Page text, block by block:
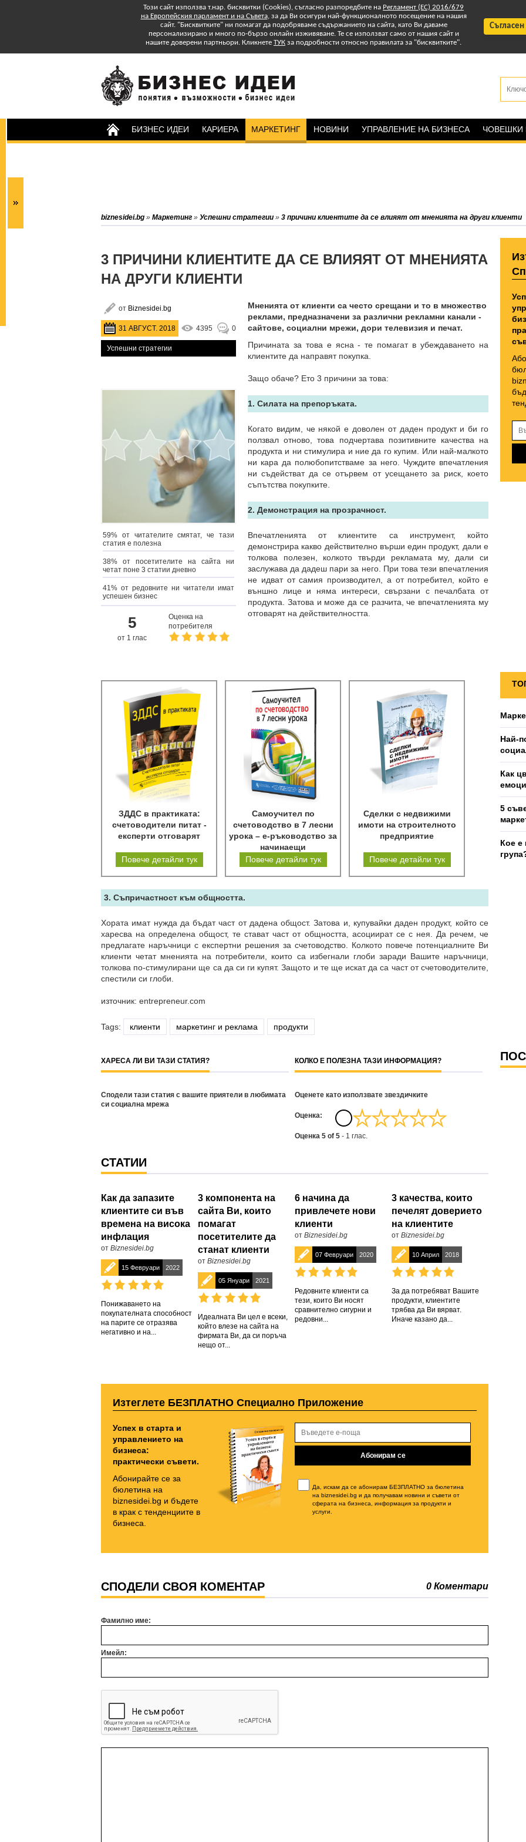
Този сайт използва т.нар. бисквитки (Cookies), съгласно разпоредбите на Регламент (ЕС) 2016/679
на Европейския парламент и на Съвета, за да Ви осигури най-функционалното посещение на нашия
сайт. "Бисквитките" ни помагат да подобряваме съдържанието на сайта, като Ви даваме
персонализирано и много по-бързо онлайн изживяване. Те се използват само от нашия сайт и
нашите доверени партньори. Кликнете ТУК за подробности относно правилата за "бисквитките".
БИЗНЕС ИДЕИ КАРИЕРА МАРКЕТИНГ НОВИНИ УПРАВЛЕНИЕ НА БИЗНЕСА ЧОВЕШКИ
biznesidei.bg » Маркетинг » Успешни стратегии » 3 причини клиентите да се влияят от мненията на други клиенти
3 ПРИЧИНИ КЛИЕНТИТЕ ДА СЕ ВЛИЯЯТ ОТ МНЕНИЯТА
НА ДРУГИ КЛИЕНТИ
от Biznesidei.bg
4395 0
31 АВГУСТ. 2018
Успешни стратегии
59% от читателите смятат, че тази
статия е полезна
38% от посетителите на сайта ни
четат поне 3 статии дневно
41% от редовните ни читатели имат
успешен бизнес
5
от 1 глас
Оценка на
потребителя
Мненията от клиенти са често срещани и то в множество
реклами, предназначени за различни рекламни канали -
сайтове, социални мрежи, дори телевизия и печат.
Причината за това е ясна - те помагат в убеждаването на
клиентите да направят покупка.
Защо обаче? Ето 3 причини за това:
1. Силата на препоръката.
Когато видим, че някой е доволен от даден продукт и би го
ползвал отново, това подчертава позитивните качества на
продукта и ни стимулира и ние да го купим. Или най-малкото
ни кара да полюбопитстваме за него. Чуждите впечатления
ни съдействат да се отървем от усещането за риск, което
съпътства покупките.
2. Демонстрация на прозрачност.
Впечатленията от клиентите са инструмент, който
демонстрира какво действително върши един продукт, дали е
толкова полезен, колкото твърди рекламата му, дали си
заслужава да дадеш пари за него. При товa тези впечатления
не идват от самия производител, а от потребител, който е
външно лице и няма интереси, свързани с печалбата от
продукта. Затова и може да се разчита, че впечатленията му
отговарят на действителността.
ЗДДС в практиката:
счетоводители питат -
експерти отговарят
Повече детайли тук
Самоучител по
счетоводство в 7 лесни
урока – е-ръководство за
начинаещи
счетоводители
Повече детайли тук
Сделки с недвижими
имоти на строителното
предприятие
Повече детайли тук
3. Съпричастност към общността.
Хората имат нужда да бъдат част от дадена общост. Затова и, купувайки даден продукт, който се
харесва на определена общост, те стават част от общността, асоциират се с нея. Да речем, че
предлагате наръчници с експертни решения за счетоводство. Колкото повече потенциалните Ви
клиенти четат мненията на потребители, които са избегнали глоби заради Вашите наръчници,
толкова по-стимулирани ще са да си ги купят. Защото и те ще искат да са част от счетоводителите,
спестили си глоби.
източник: entrepreneur.com
Tags: клиенти маркетинг и реклама продукти
ХАРЕСА ЛИ ВИ ТАЗИ СТАТИЯ?
Сподели тази статия с вашите приятели в любимата
си социална мрежа
КОЛКО Е ПОЛЕЗНА ТАЗИ ИНФОРМАЦИЯ?
Оценете като използвате звездичките
Oценка:
Оценка 5 of 5 - 1 глас.
СТАТИИ
Как да запазите
клиентите си във
времена на висока
инфлация
от Biznesidei.bg
15 Февруари 2022
Понижаването на
покупателната способност
на парите се отразява
негативно и на...
3 компонента на
сайта Ви, които
помагат
посетителите да
станат клиенти
от Biznesidei.bg
05 Януари 2021
Идеалната Ви цел е всеки,
който влезе на сайта на
фирмата Ви, да си поръча
нещо от...
6 начина да
привлечете нови
клиенти
от Biznesidei.bg
07 Февруари 2020
Редовните клиенти са
тези, които Ви носят
сравнително сигурни и
редовни...
3 качества, които
печелят доверието
на клиентите
от Biznesidei.bg
10 Април 2018
За да потребяват Вашите
продукти, клиентите
трябва да Ви вярват.
Иначе казано да...
Изтеглете БЕЗПЛАТНО Специално Приложение
Успех в старта и
управлението на
бизнеса:
практически съвети.
Абонирайте се за
бюлетина на
biznesidei.bg и бъдете
в крак с тенденциите в
бизнеса.
Да, искам да се абонирам БЕЗПЛАТНО за бюлетина
на biznesidei.bg и да получавам новини и съвети от
сферата на бизнеса, информация за продукти и
услуги.
СПОДЕЛИ СВОЯ КОМЕНТАР 0 Коментари
Фамилно име:
Имейл:
Най-
Как
5
Кое е
"Успех в старта и управлението на
Абонирайте се за бюлетина на
biznesidei.bg и бъдете в крак с